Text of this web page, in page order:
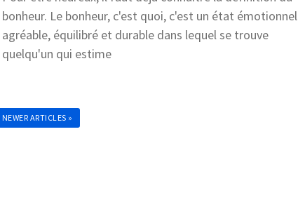
bonheur. Le bonheur, c'est quoi, c'est un état émotionnel
agréable, équilibré et durable dans lequel se trouve
quelqu'un qui estime
NEWER ARTICLES »